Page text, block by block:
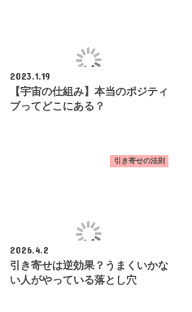
2023.1.19
【宇宙の仕組み】本当のポジティ
ブってどこにある？
引き寄せの法則
2026.4.2
引き寄せは逆効果？うまくいかな
い人がやっている落とし穴